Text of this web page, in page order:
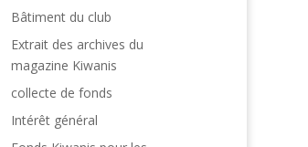
Bâtiment du club
Extrait des archives du
magazine Kiwanis
collecte de fonds
Intérêt général